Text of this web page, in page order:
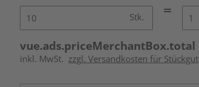
Stk.
vue.ads.priceMerchantBox.total
inkl. MwSt. zzgl. Versandkosten für Stückgut